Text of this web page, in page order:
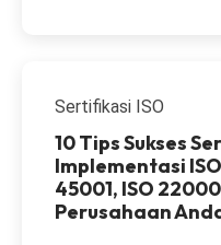
Sertifikasi ISO
10 Tips Sukses
Implementasi ISO
45001, ISO
Perusahaan